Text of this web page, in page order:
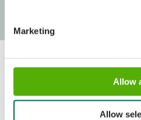
Marketing
Allow
Allow